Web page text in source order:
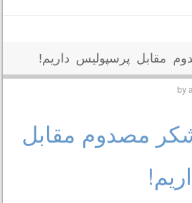
مقابل پرسپولیس داریم!
مصدوم مقابل